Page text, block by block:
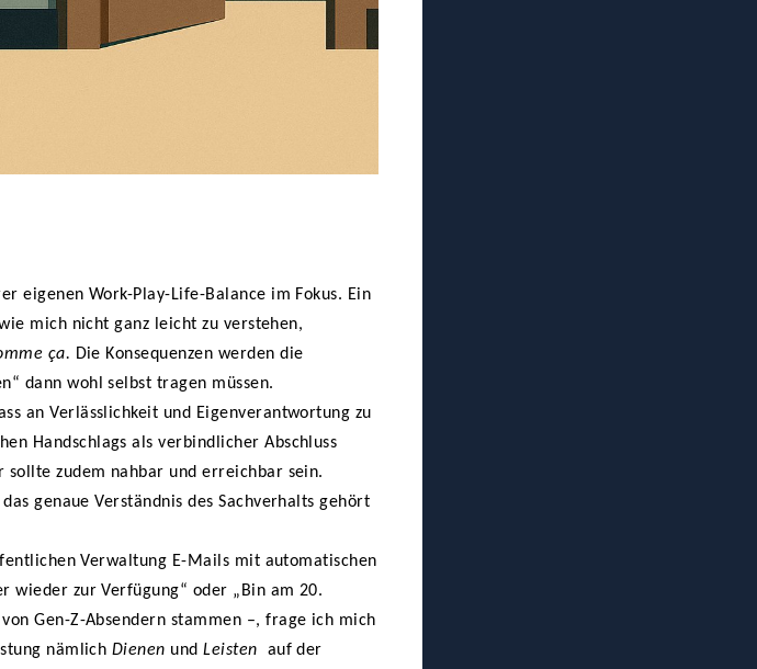
eigenen Work-Play-Life-Balance im Fokus. Ein
mich nicht ganz leicht zu verstehen,
ça. Die Konsequenzen werden die
dann wohl selbst tragen müssen.
an Verlässlichkeit und Eigenverantwortung zu
Handschlags als verbindlicher Abschluss
zudem nahbar und erreichbar sein.
genaue Verständnis des Sachverhalts gehört
Verwaltung E-Mails mit automatischen
wieder zur Verfügung“ oder „Bin am 20.
Gen-Z-Absendern stammen –, frage ich mich
nämlich Dienen undLeisten auf der